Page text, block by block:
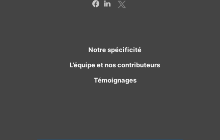
Notre spécificité
L’équipe et nos contributeurs
Témoignages